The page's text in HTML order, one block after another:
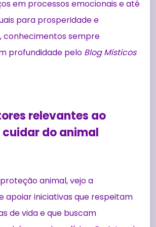
em processos emocionais e até
para prosperidade e
conhecimentos sempre
profundidade pelo Blog Místicos
relevantes ao
cuidar do animal
animal, vejo a
apoiar iniciativas que respeitam
de vida e que buscam